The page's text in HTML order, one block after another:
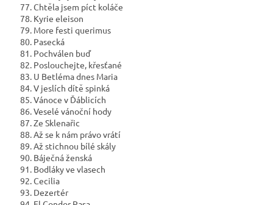
77. Chtěla jsem píct koláče
78. Kyrie eleison
79. More festi querimus
80. Pasecká
81. Pochválen buď
82. Poslouchejte, křesťané
83. U Betléma dnes Maria
84. V jeslích dítě spinká
85. Vánoce v Ďáblicích
86. Veselé vánoční hody
87. Ze Sklenařic
88. Až se k nám právo vrátí
89. Až stichnou bílé skály
90. Báječná ženská
91. Bodláky ve vlasech
92. Cecilia
93. Dezertér